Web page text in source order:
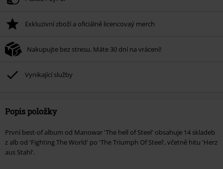
Exkluzivní zboží a oficiálně licencovaý merch
Nakupujte bez stresu. Máte 30 dní na vrácení!
Vynikající služby
Popis položky
První best-of album od Manowar 'The hell of Steel' obsahuje 14 skladeb
z alb od 'Fighting The World' po 'The Triumph Of Steel', včetně hitu 'Herz
aus Stahl'.